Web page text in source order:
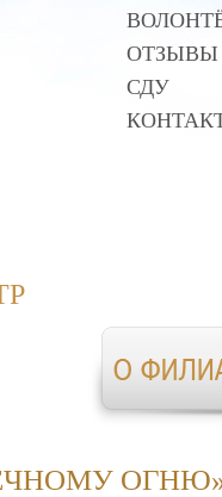
ОТЗЫВЫ
СДУ